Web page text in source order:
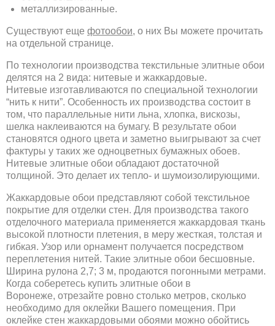
металлизированные.
Существуют еще фотообои, о них Вы можете прочитать
на отдельной странице.
По технологии производства текстильные элитные обои
делятся на 2 вида: нитевые и жаккардовые.
Нитевые изготавливаются по специальной технологии
“нить к нити”. Особенность их производства состоит в
том, что параллельные нити льна, хлопка, вискозы,
шелка наклеиваются на бумагу. В результате обои
становятся одного цвета и заметно выигрывают за счет
фактуры у таких же одноцветных бумажных обоев.
Нитевые элитные обои обладают достаточной
толщиной. Это делает их тепло- и шумоизолирующими.
Жаккардовые обои представляют собой текстильное
покрытие для отделки стен. Для производства такого
отделочного материала применяется жаккардовая ткань
высокой плотности плетения, в меру жесткая, толстая и
гибкая. Узор или орнамент получается посредством
переплетения нитей. Такие элитные обои бесшовные.
Ширина рулона 2,7; 3 м, продаются погонными метрами.
Когда соберетесь купить элитные обои в
Воронеже, отрезайте ровно столько метров, сколько
необходимо для оклейки Вашего помещения. При
оклейке стен жаккардовыми обоями можно обойтись